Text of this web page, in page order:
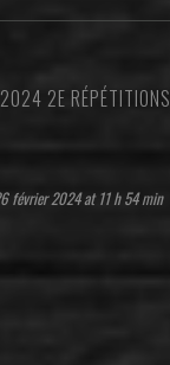
2024 2E RÉPÉTITIONS
février 2024 at 11 h 54 min